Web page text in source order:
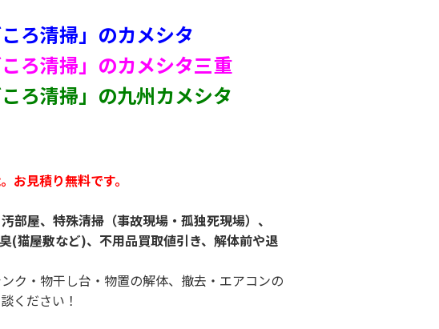
ろ清掃」のカメシタ
ろ清掃」のカメシタ三重
ろ清掃」の九州カメシタ
お見積り無料です。
部屋、特殊清掃（事故現場・孤独死現場）、
(猫屋敷など)、不用品買取値引き、解体前や退
ク・物干し台・物置の解体、撤去・エアコンの
ください！